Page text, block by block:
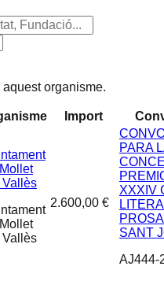
organisme.
Import
2.600,00 €
PARA
XXXIV
SANT
AJ444-